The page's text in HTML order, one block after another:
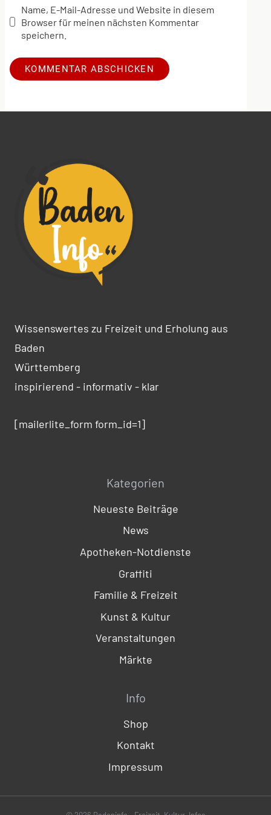
Name, E-Mail-Adresse und Website in diesem
Browser für meinen nächsten Kommentar
speichern.
Wissenswertes zu Freizeit und Erholung aus
Baden
Württemberg
inspirierend - informativ - klar
[mailerlite_form form_id=1]
Kategorien
Neueste Beiträge
News
Apotheken-Notdienste
Graffiti
Familie & Freizeit
Kunst & Kultur
Veranstaltungen
Märkte
Info
Shop
Kontakt
Impressum